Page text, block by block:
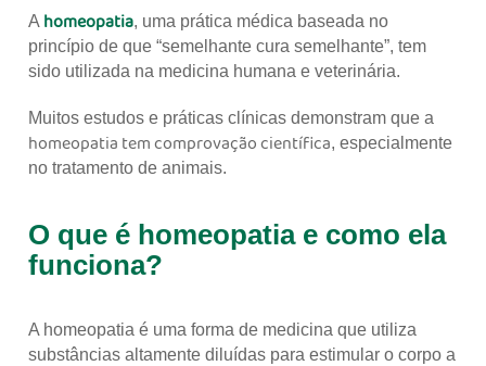
A homeopatia, uma prática médica baseada no
princípio de que “semelhante cura semelhante”, tem
sido utilizada na medicina humana e veterinária.
Muitos estudos e práticas clínicas demonstram que a
homeopatia tem comprovação científica, especialmente
no tratamento de animais.
O que é homeopatia e como ela
funciona?
A homeopatia é uma forma de medicina que utiliza
substâncias altamente diluídas para estimular o corpo a